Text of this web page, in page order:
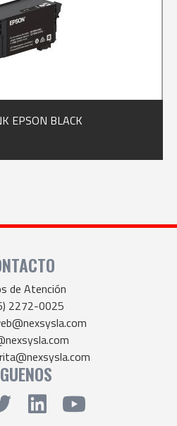
EPSON BLACK
de Atención
2272-0025